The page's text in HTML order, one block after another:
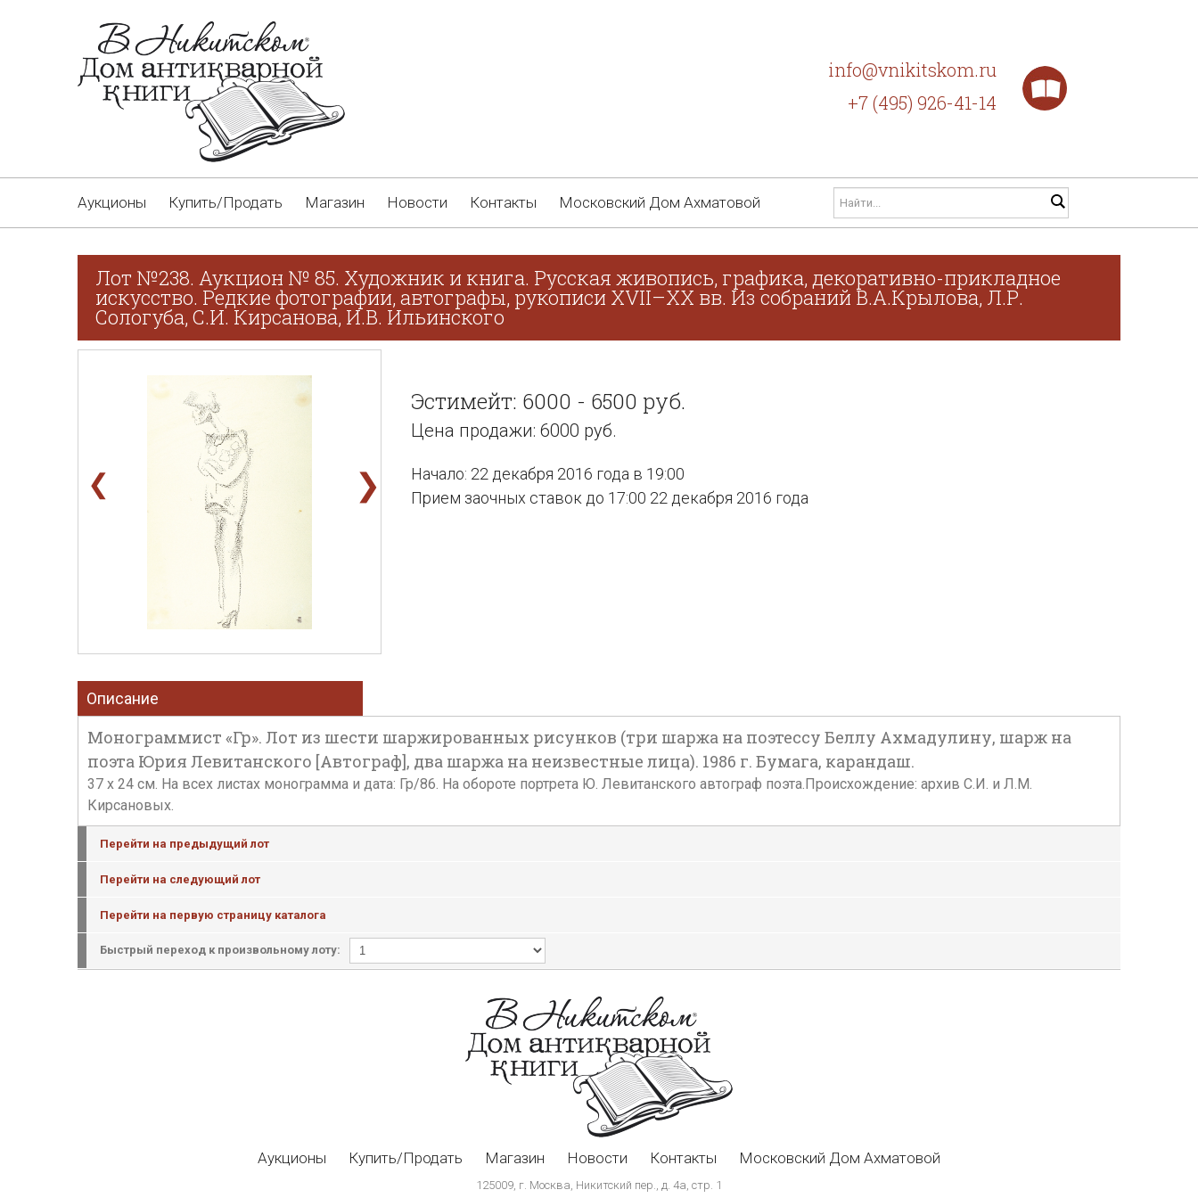
info@vnikitskom.ru
+7 (495) 926-41-14
Аукционы Купить/Продать Магазин Новости Контакты Московский Дом Ахматовой
Лот №238. Аукцион № 85. Художник и книга. Русская живопись, графика, декоративно-прикладное
искусство. Редкие фотографии, автографы, рукописи XVII–XX вв. Из собраний В.А.Крылова, Л.Р.
Сологуба, С.И. Кирсанова, И.В. Ильинского
❮ ❯
Эстимейт: 6000 - 6500 руб.
Цена продажи: 6000 руб.
Начало: 22 декабря 2016 года в 19:00
Прием заочных ставок до 17:00 22 декабря 2016 года
Описание
Монограммист «Гр». Лот из шести шаржированных рисунков (три шаржа на поэтессу Беллу Ахмадулину, шарж на
поэта Юрия Левитанского [Автограф], два шаржа на неизвестные лица). 1986 г. Бумага, карандаш.
37 х 24 см. На всех листах монограмма и дата: Гр/86. На обороте портрета Ю. Левитанского автограф поэта.Происхождение: архив С.И. и Л.М.
Кирсановых.
Перейти на предыдущий лот
Перейти на следующий лот
Перейти на первую страницу каталога
Быстрый переход к произвольному лоту:
Аукционы Купить/Продать Магазин Новости Контакты Московский Дом Ахматовой
125009, г. Москва, Никитский пер., д. 4а, стр. 1